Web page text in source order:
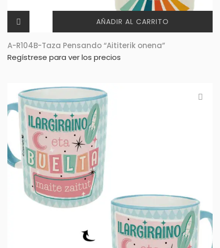
AÑADIR AL CARRITO
A-R104B-Taza Pensando “Aititerik onena”
Regístrese para ver los precios